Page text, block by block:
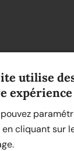
super
si vous
utilise
cliquant sur